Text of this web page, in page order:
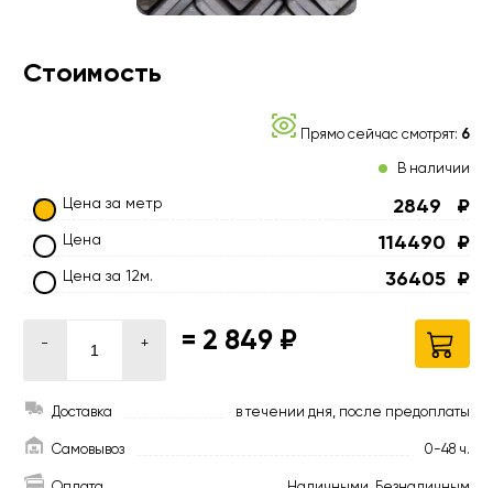
Стоимость
Прямо сейчас смотрят: 6
В наличии
Цена за метр 2849 ₽
Цена 114490 ₽
Цена за 12м. 36405 ₽
- + = 2 849 ₽
Доставка в течении дня, после предоплаты
Самовывоз 0-48 ч.